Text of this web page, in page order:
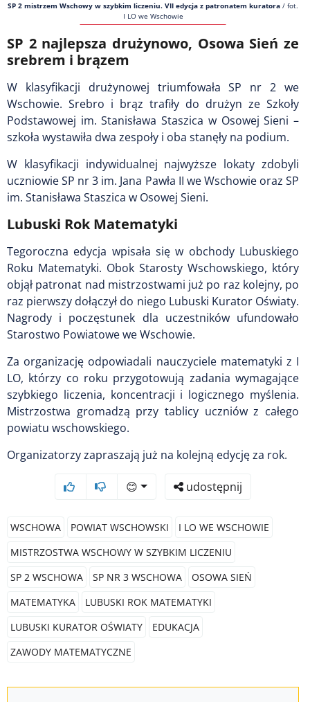
SP 2 mistrzem Wschowy w szybkim liczeniu. VII edycja z patronatem kuratora / fot.
I LO we Wschowie
SP 2 najlepsza drużynowo, Osowa Sień ze
srebrem i brązem
W klasyfikacji drużynowej triumfowała SP nr 2 we
Wschowie. Srebro i brąz trafiły do drużyn ze Szkoły
Podstawowej im. Stanisława Staszica w Osowej Sieni –
szkoła wystawiła dwa zespoły i oba stanęły na podium.
W klasyfikacji indywidualnej najwyższe lokaty zdobyli
uczniowie SP nr 3 im. Jana Pawła II we Wschowie oraz SP
im. Stanisława Staszica w Osowej Sieni.
Lubuski Rok Matematyki
Tegoroczna edycja wpisała się w obchody Lubuskiego
Roku Matematyki. Obok Starosty Wschowskiego, który
objął patronat nad mistrzostwami już po raz kolejny, po
raz pierwszy dołączył do niego Lubuski Kurator Oświaty.
Nagrody i poczęstunek dla uczestników ufundowało
Starostwo Powiatowe we Wschowie.
Za organizację odpowiadali nauczyciele matematyki z I
LO, którzy co roku przygotowują zadania wymagające
szybkiego liczenia, koncentracji i logicznego myślenia.
Mistrzostwa gromadzą przy tablicy uczniów z całego
powiatu wschowskiego.
Organizatorzy zapraszają już na kolejną edycję za rok.
😊 udostępnij
WSCHOWA POWIAT WSCHOWSKI
I LO WE WSCHOWIE
MISTRZOSTWA WSCHOWY W SZYBKIM LICZENIU
SP 2 WSCHOWA
SP NR 3 WSCHOWA
OSOWA SIEŃ
MATEMATYKA
LUBUSKI ROK MATEMATYKI
LUBUSKI KURATOR OŚWIATY
EDUKACJA
ZAWODY MATEMATYCZNE